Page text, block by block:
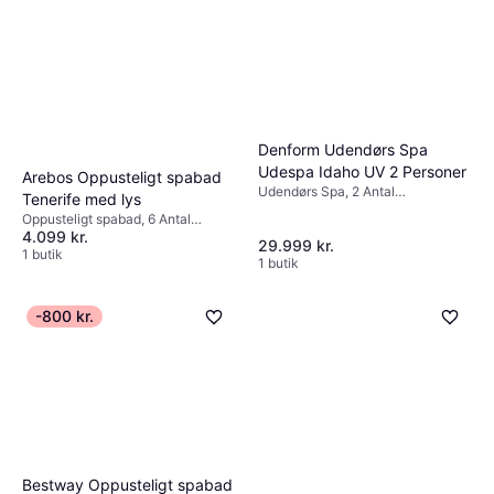
Arebos Oppusteligt spabad
Tenerife med lys
Oppusteligt spabad, 6 Antal
siddepladser, 910 L, Belysning,
Fjernbetjening, Dysesystem, PVC
4.099 kr.
1 butik
Denform Udendørs Spa
Udespa Idaho UV 2 Personer
Udendørs Spa, 2 Antal
29.999 kr.
1 butik
-800 kr.
Bestway Oppusteligt spabad